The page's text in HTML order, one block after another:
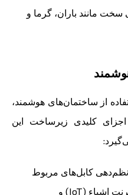
مانند باران، گرما و
از ساختمان‌های هوشمند،
کلیدی زیرساخت این
نظم‌دهی کابل‌های مربوط
به سیستم‌های اتوماسیون، اینترنت اشیاء (IoT) و